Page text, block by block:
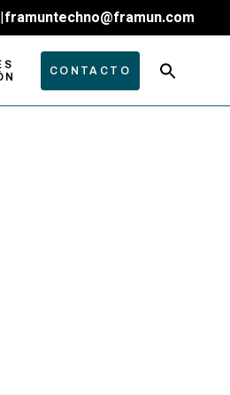
|framuntechno@framun.com
CONTACTO